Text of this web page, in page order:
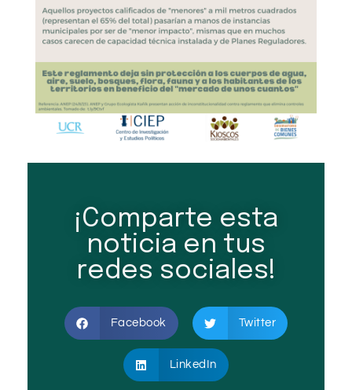
¡Comparte esta
noticia en tus
redes sociales!
Facebook Twitter
LinkedIn